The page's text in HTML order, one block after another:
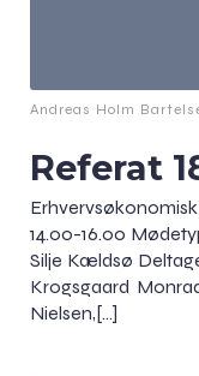
Andreas Holm
Referat
14.00-16.00
Silje Kældsø
Krogsgaard
Nielsen,[…]